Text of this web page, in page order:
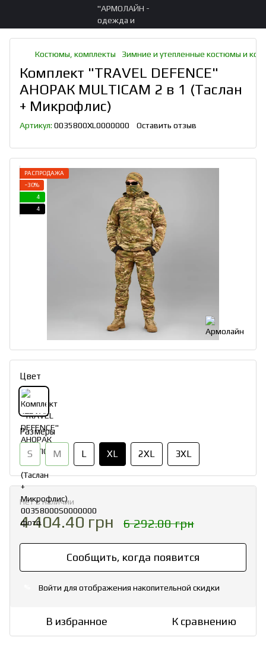
Костюмы, комплекты Зимние и утепленные костюмы и
Комплект "TRAVEL DEFENCE"
АНОРАК MULTICAM 2 в 1 (Таслан
+ Микрофлис)
Артикул: 0035800XL0000000 Оставить отзыв
РАСПРОДАЖА
−30%
4
4
Цвет
Размеры
S M L XL 2XL 3XL
Нет в наличии
4 404.40 грн 6 292.00 грн
Сообщить, когда появится
Войти для отображения накопительной скидки
В избранное К сравнению